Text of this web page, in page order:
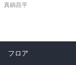
真鍋昌平
フロア